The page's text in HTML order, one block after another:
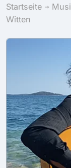
Startseite
Witten